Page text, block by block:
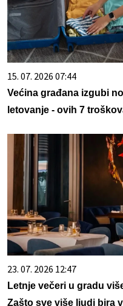
15. 07. 2026 07:44
Većina građana izgubi
letovanje - ovih 7
23. 07. 2026 12:47
Letnje večeri u gradu
Zašto sve više ljudi bira